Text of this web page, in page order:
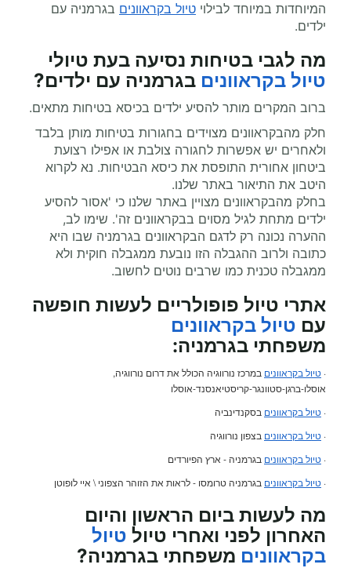
המיוחדות במיוחד לבילוי טיול בקראוונים בגרמניה עם
ילדים.
מה לגבי בטיחות נסיעה בעת טיולי
טיול בקראוונים בגרמניה עם ילדים?
ברוב המקרים מותר להסיע ילדים בכיסא בטיחות מתאים.
חלק מהבקראוונים מצוידים בחגורות בטיחות מותן בלבד
ולאחרים יש אפשרות לחגורה צולבת או אפילו רצועת
ביטחון אחורית התופסת את כיסא הבטיחות. נא לקרוא
היטב את התיאור באתר שלנו.
בחלק מהבקראוונים מצויין באתר שלנו כי 'אסור להסיע
ילדים מתחת לגיל מסוים בבקראוונים זה'. שימו לב,
ההערה נכונה רק לדגם הבקראוונים בגרמניה שבו היא
כתובה ולרוב ההגבלה הזו נובעת ממגבלה חוקית ולא
ממגבלה טכנית כמו שרבים נוטים לחשוב.
אתרי טיול פופולריים לעשות חופשה
עם טיול בקראוונים
משפחתי בגרמניה:
· טיול בקראוונים במרכז נורווגיה הכולל את דרום נורווגיה,
אוסלו-ברגן-סטוונגר-קריסטיאנסנד-אוסלו
· טיול בקראוונים בסקנדינביה
· טיול בקראוונים בצפון נורווגיה
· טיול בקראוונים בגרמניה - ארץ הפיורדים
· טיול בקראוונים בגרמניה טרומסו - לראות את הזוהר הצפוני \ איי לופוטן
מה לעשות ביום הראשון והיום
האחרון לפני ואחרי טיול טיול
בקראוונים משפחתי בגרמניה?